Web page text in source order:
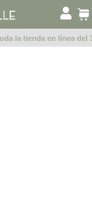
la tienda en línea del